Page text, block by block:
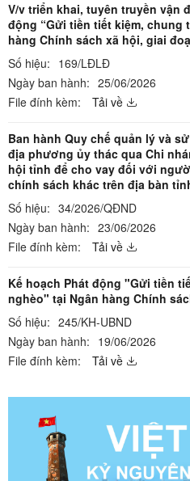
V/v triển khai, tuyên truyền vận
động “Gửi tiền tiết kiệm, chung
hàng Chính sách xã hội, giai
Số hiệu: 169/LĐLĐ
Ngày ban hành: 25/06/2026
File đính kèm:
Tải về
Ban hành Quy chế quản lý và
địa phương ủy thác qua Chi
hội tỉnh để cho vay đối với
chính sách khác trên địa bàn
Số hiệu: 34/2026/QĐND
Ngày ban hành: 23/06/2026
File đính kèm:
Tải về
Kế hoạch Phát động "Gửi tiền
nghèo" tại Ngân hàng Chính
Số hiệu: 245/KH-UBND
Ngày ban hành: 19/06/2026
File đính kèm:
Tải về